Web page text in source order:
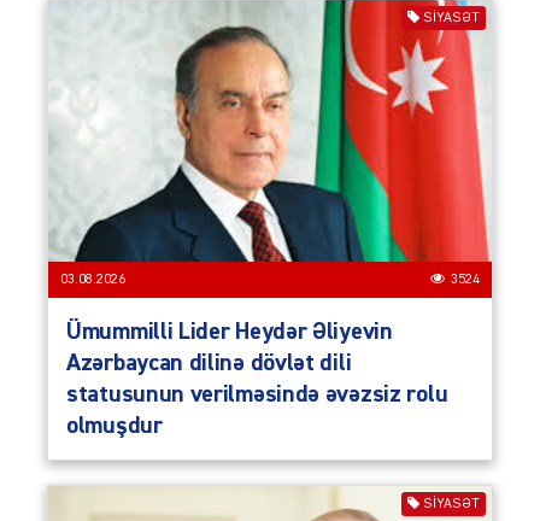
SIYASƏT
03.08.2026 3524
Ümummilli Lider Heydər Əliyevin
Azərbaycan dilinə dövlət dili
statusunun verilməsində əvəzsiz rolu
olmuşdur
SIYASƏT